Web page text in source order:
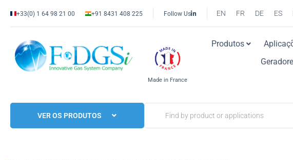
+33(0) 1 64 98 21 00 +91 8431 408 225 Follow Us EN FR DE ES
Made in France
Produtos
VER OS PRODUTOS